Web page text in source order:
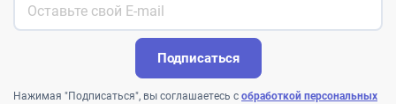
Подписаться
Нажимая "Подписаться", вы соглашаетесь с обработкой персональных